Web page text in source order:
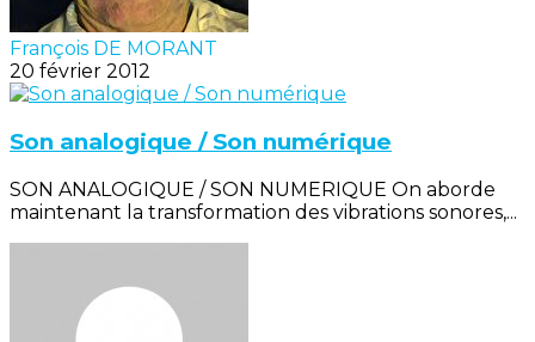
François DE MORANT
20 février 2012
Son analogique / Son numérique
SON ANALOGIQUE / SON NUMERIQUE On aborde
maintenant la transformation des vibrations sonores,...